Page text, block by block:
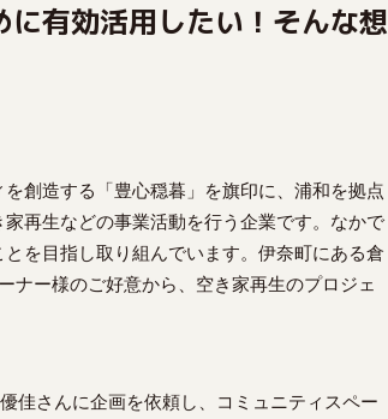
有効活用したい！そんな想
創造する「豊心穏暮」を旗印に、浦和を拠点
再生などの事業活動を行う企業です。なかで
を目指し取り組んでいます。伊奈町にある倉
ナー様のご好意から、空き家再生のプロジェ
佳さんに企画を依頼し、コミュニティスペー